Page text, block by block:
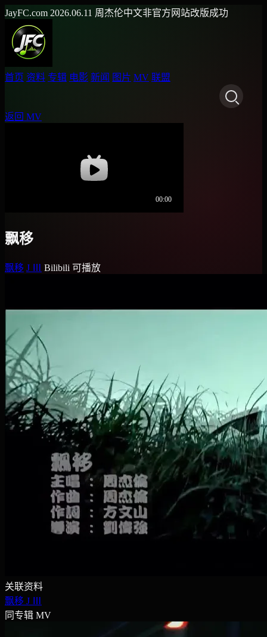
JayFC.com 2026.06.11 周杰伦中文非官方网站改版成功
首页 资料 专辑 电影 新闻 图片 MV 联盟
返回 MV
飘移
飘移 J Ⅲ Bilibili 可播放
关联资料
飘移 J Ⅲ
同专辑 MV